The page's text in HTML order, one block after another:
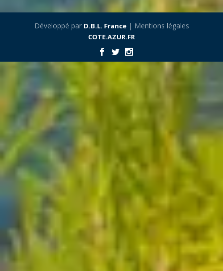
Développé par D.B.L. France| Mentions légales
COTE.AZUR.FR